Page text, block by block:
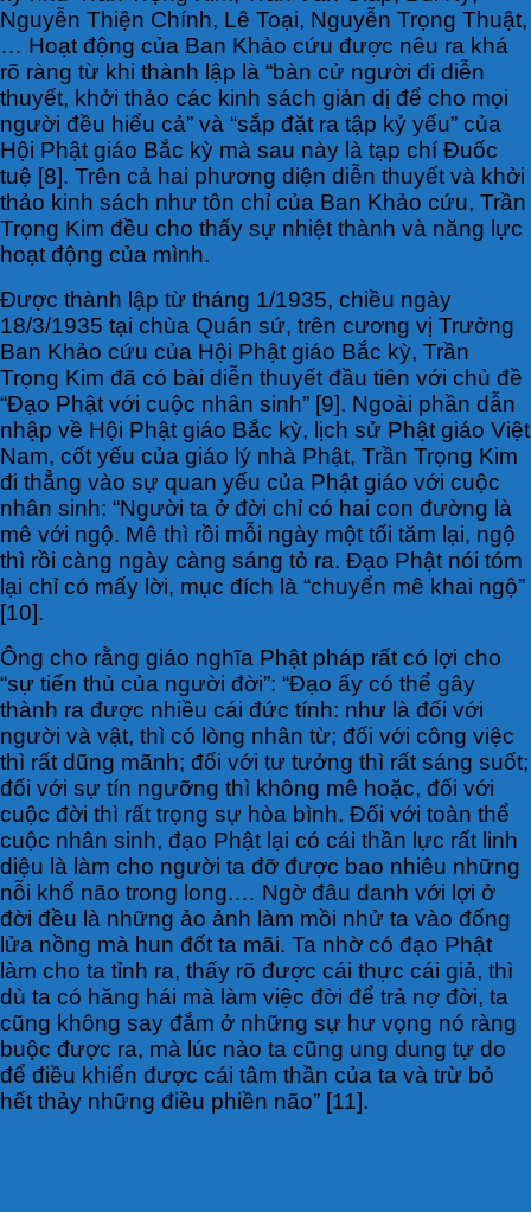
Nguyễn Thiện Chính, Lê Toại, Nguyễn Trọng Thuật,
… Hoạt động của Ban Khảo cứu được nêu ra khá
rõ ràng từ khi thành lập là “bàn cử người đi diễn
thuyết, khởi thảo các kinh sách giản dị để cho mọi
người đều hiểu cả” và “sắp đặt ra tập kỷ yếu” của
Hội Phật giáo Bắc kỳ mà sau này là tạp chí Đuốc
tuệ [8]. Trên cả hai phương diện diễn thuyết và khởi
thảo kinh sách như tôn chỉ của Ban Khảo cứu, Trần
Trọng Kim đều cho thấy sự nhiệt thành và năng lực
hoạt động của mình.
Được thành lập từ tháng 1/1935, chiều ngày
18/3/1935 tại chùa Quán sứ, trên cương vị Trưởng
Ban Khảo cứu của Hội Phật giáo Bắc kỳ, Trần
Trọng Kim đã có bài diễn thuyết đầu tiên với chủ đề
“Đạo Phật với cuộc nhân sinh” [9]. Ngoài phần dẫn
nhập về Hội Phật giáo Bắc kỳ, lịch sử Phật giáo Việt
Nam, cốt yếu của giáo lý nhà Phật, Trần Trọng Kim
đi thẳng vào sự quan yếu của Phật giáo với cuộc
nhân sinh: “Người ta ở đời chỉ có hai con đường là
mê với ngộ. Mê thì rồi mỗi ngày một tối tăm lại, ngộ
thì rồi càng ngày càng sáng tỏ ra. Đạo Phật nói tóm
lại chỉ có mấy lời, mục đích là “chuyển mê khai ngộ”
[10].
Ông cho rằng giáo nghĩa Phật pháp rất có lợi cho
“sự tiến thủ của người đời”: “Đạo ấy có thể gây
thành ra được nhiều cái đức tính: như là đối với
người và vật, thì có lòng nhân từ; đối với công việc
thì rất dũng mãnh; đối với tư tưởng thì rất sáng suốt;
đối với sự tín ngưỡng thì không mê hoặc, đối với
cuộc đời thì rất trọng sự hòa bình. Đối với toàn thể
cuộc nhân sinh, đạo Phật lại có cái thần lực rất linh
diệu là làm cho người ta đỡ được bao nhiêu những
nỗi khổ não trong long.… Ngờ đâu danh với lợi ở
đời đều là những ảo ảnh làm mồi nhử ta vào đống
lửa nồng mà hun đốt ta mãi. Ta nhờ có đạo Phật
làm cho ta tỉnh ra, thấy rõ được cái thực cái giả, thì
dù ta có hăng hái mà làm việc đời để trả nợ đời, ta
cũng không say đắm ở những sự hư vọng nó ràng
buộc được ra, mà lúc nào ta cũng ung dung tự do
để điều khiển được cái tâm thần của ta và trừ bỏ
hết thảy những điều phiền não” [11].